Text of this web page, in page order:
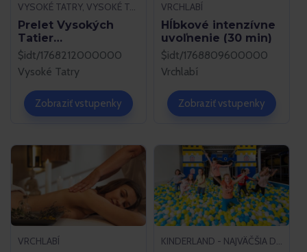
VYSOKÉ TATRY, VYSOKÉ TATRY
Prelet Vysokých
Tatier
teplovzdušným
balónom
$idt/1768212000000
Vysoké Tatry
Zobraziť vstupenky
VRCHLABÍ
Hĺbkové intenzívne
uvoľnenie (30 min)
$idt/1768809600000
Vrchlabí
Zobraziť vstupenky
VRCHLABÍ KINDERLAND - NAJVÄČŠIA DETSKÁ IZBA, NÁMESTOVO